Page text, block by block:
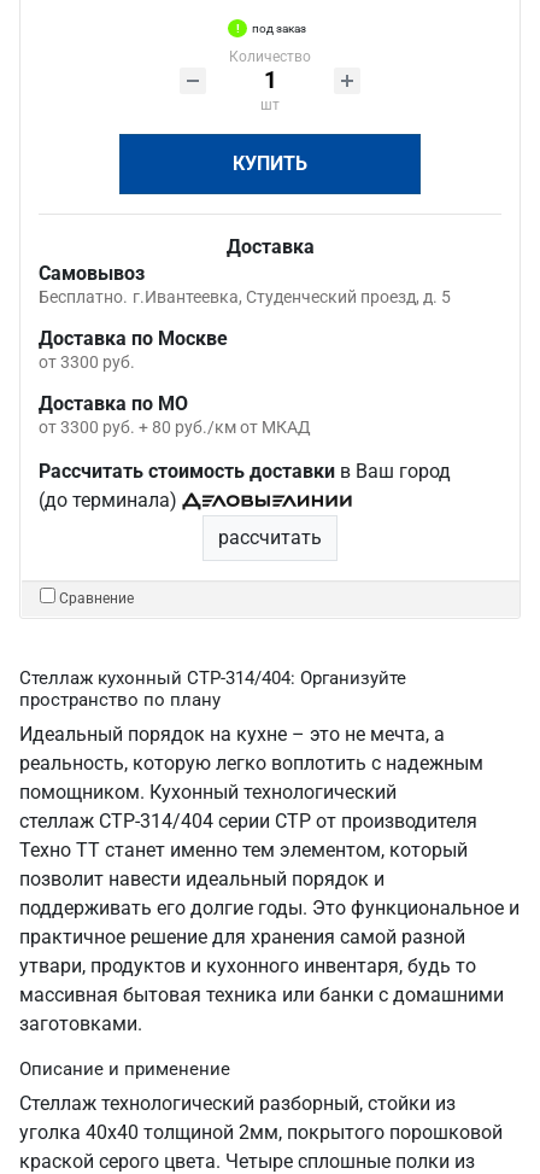
под заказ
Количество
шт
КУПИТЬ
Доставка
Самовывоз
Бесплатно. г.Ивантеевка, Студенческий проезд, д. 5
Доставка по Москве
от 3300 руб.
Доставка по МО
от 3300 руб. + 80 руб./км от МКАД
Рассчитать стоимость доставки в Ваш город
(до терминала)
рассчитать
Сравнение
Стеллаж кухонный СТР-314/404: Организуйте
пространство по плану
Идеальный порядок на кухне – это не мечта, а
реальность, которую легко воплотить с надежным
помощником. Кухонный технологический
стеллаж СТР-314/404 серии СТР от производителя
Техно ТТ станет именно тем элементом, который
позволит навести идеальный порядок и
поддерживать его долгие годы. Это функциональное и
практичное решение для хранения самой разной
утвари, продуктов и кухонного инвентаря, будь то
массивная бытовая техника или банки с домашними
заготовками.
Описание и применение
Стеллаж технологический разборный, стойки из
уголка 40х40 толщиной 2мм, покрытого порошковой
краской серого цвета. Четыре сплошные полки из